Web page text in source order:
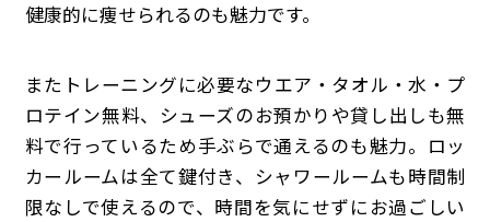
健康的に痩せられるのも魅力です。
またトレーニングに必要なウエア・タオル・水・プ
ロテイン無料、シューズのお預かりや貸し出しも無
料で行っているため手ぶらで通えるのも魅力。ロッ
カールームは全て鍵付き、シャワールームも時間制
限なしで使えるので、時間を気にせずにお過ごしい